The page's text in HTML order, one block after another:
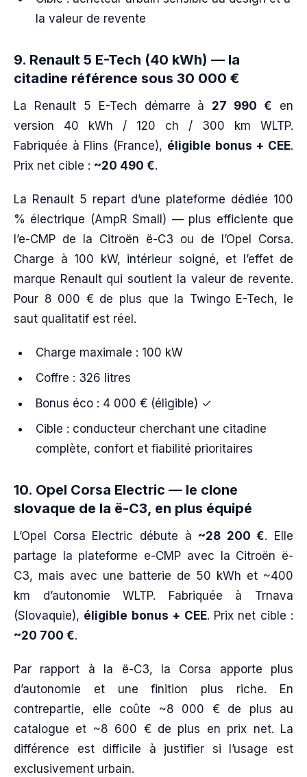
la valeur de revente
9. Renault 5 E-Tech (40 kWh) — la
citadine référence sous 30 000 €
La Renault 5 E-Tech démarre à 27 990 € en
version 40 kWh / 120 ch / 300 km WLTP.
Fabriquée à Flins (France), éligible bonus + CEE.
Prix net cible : ~20 490 €.
La Renault 5 repart d’une plateforme dédiée 100
% électrique (AmpR Small) — plus efficiente que
l’e-CMP de la Citroën ë-C3 ou de l’Opel Corsa.
Charge à 100 kW, intérieur soigné, et l’effet de
marque Renault qui soutient la valeur de revente.
Pour 8 000 € de plus que la Twingo E-Tech, le
saut qualitatif est réel.
Charge maximale : 100 kW
Coffre : 326 litres
Bonus éco : 4 000 € (éligible) ✓
Cible : conducteur cherchant une citadine
complète, confort et fiabilité prioritaires
10. Opel Corsa Electric — le clone
slovaque de la ë-C3, en plus équipé
L’Opel Corsa Electric débute à ~28 200 €. Elle
partage la plateforme e-CMP avec la Citroën ë-
C3, mais avec une batterie de 50 kWh et ~400
km d’autonomie WLTP. Fabriquée à Trnava
(Slovaquie), éligible bonus + CEE. Prix net cible :
~20 700 €.
Par rapport à la ë-C3, la Corsa apporte plus
d’autonomie et une finition plus riche. En
contrepartie, elle coûte ~8 000 € de plus au
catalogue et ~8 600 € de plus en prix net. La
différence est difficile à justifier si l’usage est
exclusivement urbain.